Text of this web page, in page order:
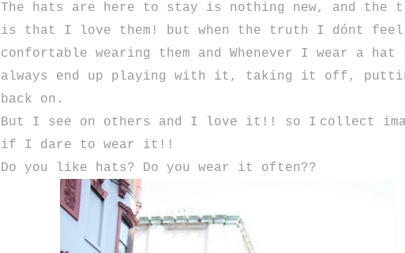
The hats are here to stay is nothing new, and the
is that
I love them ! but when the truth
I dónt feel
confortable wearing them and Whenever I wear a hat
always end up playing with it, taking it off,
back on.
But I see on others and I love it!! so I collect
if I dare to wear it!!
Do you like hats? Do you wear it often??